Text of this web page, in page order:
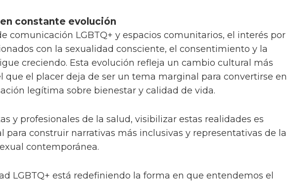
constante evolución
comunicación LGBTQ+ y espacios comunitarios, el interés por
con la sexualidad consciente, el consentimiento y la
creciendo. Esta evolución refleja un cambio cultural más
que el placer deja de ser un tema marginal para convertirse en
legítima sobre bienestar y calidad de vida.
y profesionales de la salud, visibilizar estas realidades es
para construir narrativas más inclusivas y representativas de la
contemporánea.
LGBTQ+ está redefiniendo la forma en que entendemos el